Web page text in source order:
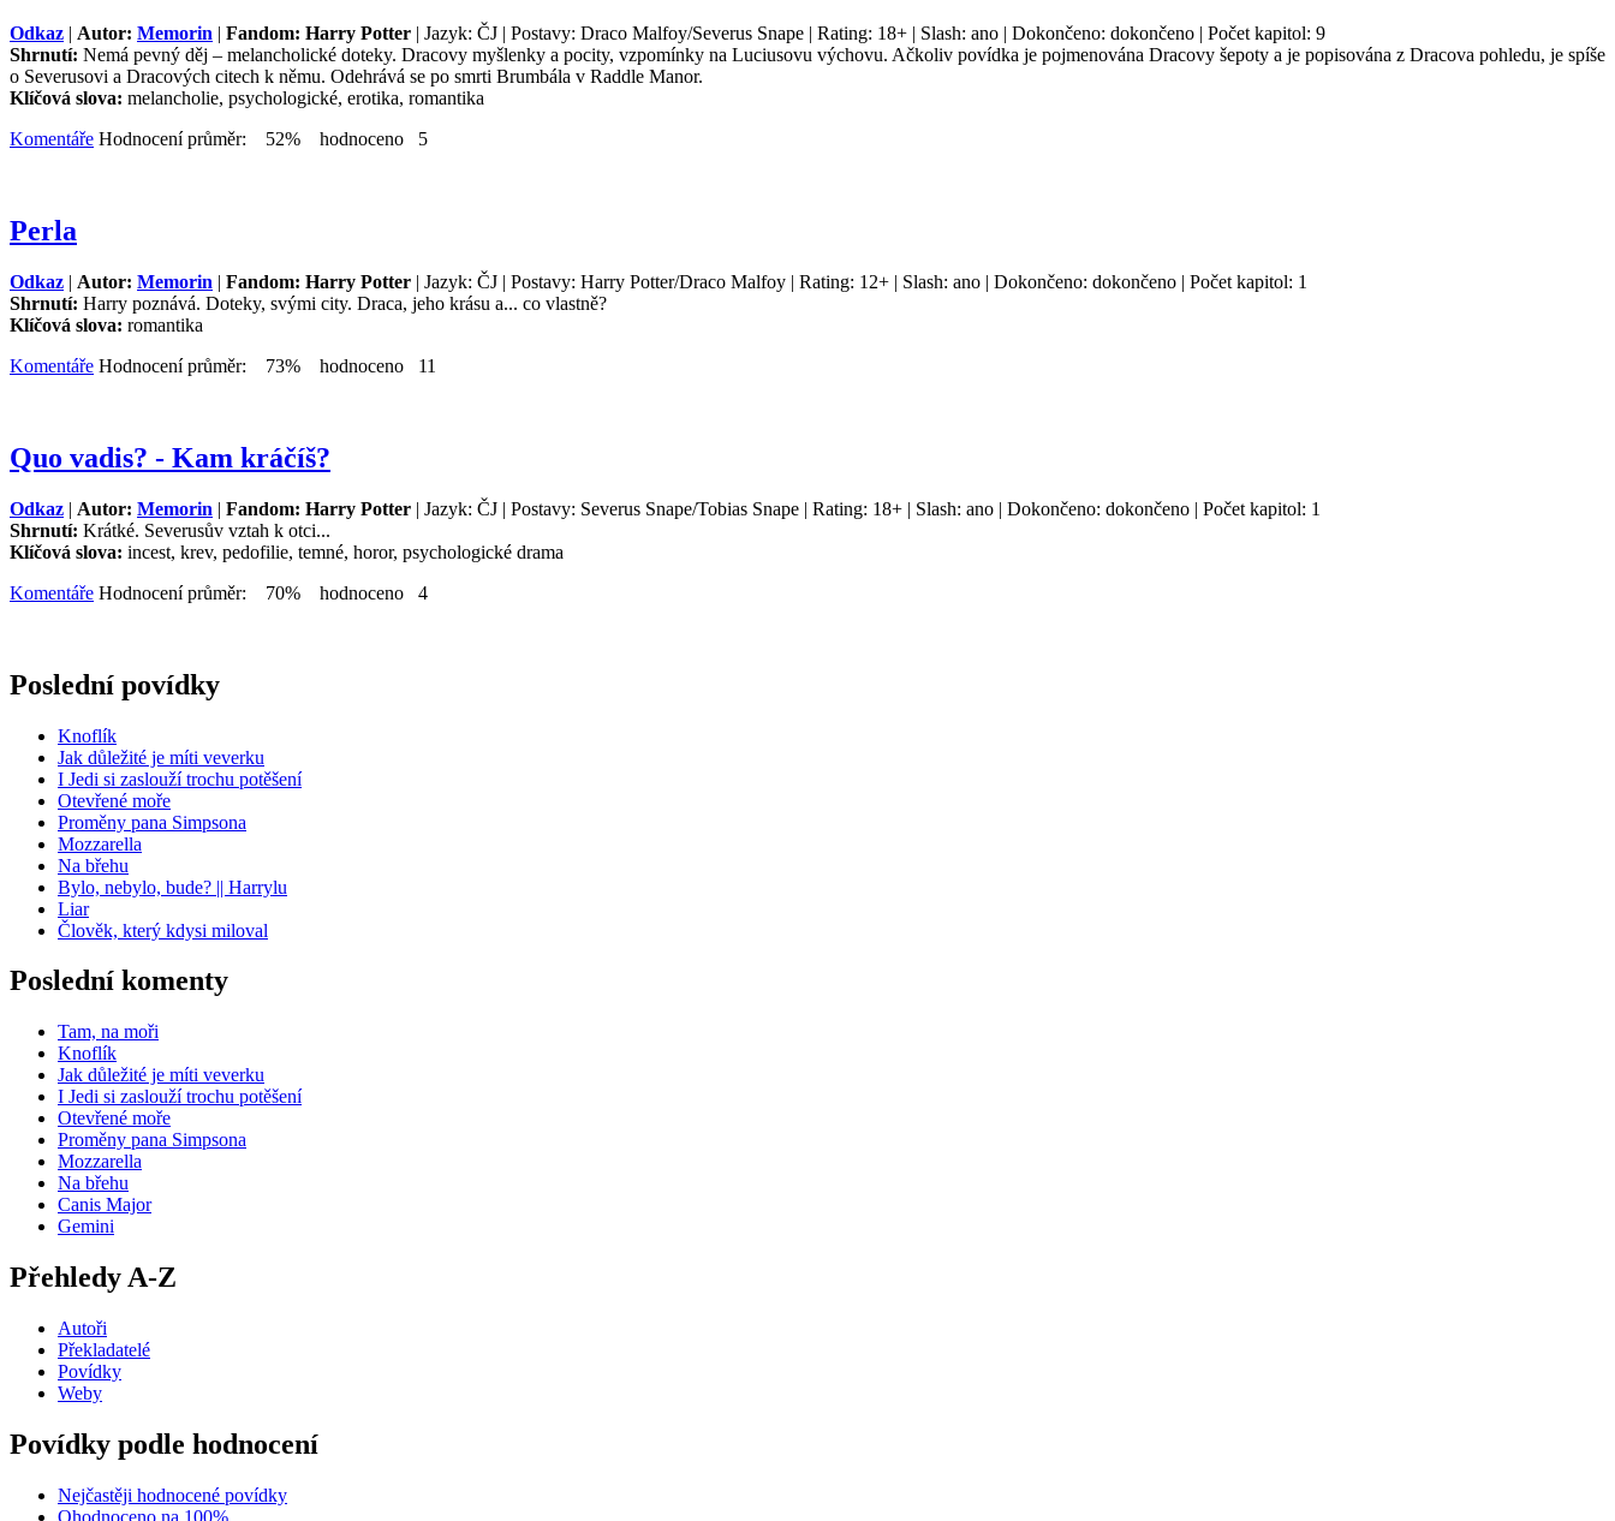
Odkaz | Autor: Memorin | Fandom: Harry Potter | Jazyk: ČJ | Postavy: Draco Malfoy/Severus Snape | Rating: 18+ | Slash: ano | Dokončeno: dokončeno | Počet kapitol: 9
Shrnutí: Nemá pevný děj – melancholické doteky. Dracovy myšlenky a pocity, vzpomínky na Luciusovu výchovu. Ačkoliv povídka je pojmenována Dracovy šepoty a je popisována z Dracova pohledu, je spíše
o Severusovi a Dracových citech k němu. Odehrává se po smrti Brumbála v Raddle Manor.
Klíčová slova: melancholie, psychologické, erotika, romantika
Komentáře Hodnocení průměr: 52% hodnoceno 5
Perla
Odkaz | Autor: Memorin | Fandom: Harry Potter | Jazyk: ČJ | Postavy: Harry Potter/Draco Malfoy | Rating: 12+ | Slash: ano | Dokončeno: dokončeno | Počet kapitol: 1
Shrnutí: Harry poznává. Doteky, svými city. Draca, jeho krásu a... co vlastně?
Klíčová slova: romantika
Komentáře Hodnocení průměr: 73% hodnoceno 11
Quo vadis? - Kam kráčíš?
Odkaz | Autor: Memorin | Fandom: Harry Potter | Jazyk: ČJ | Postavy: Severus Snape/Tobias Snape | Rating: 18+ | Slash: ano | Dokončeno: dokončeno | Počet kapitol: 1
Shrnutí: Krátké. Severusův vztah k otci...
Klíčová slova: incest, krev, pedofilie, temné, horor, psychologické drama
Komentáře Hodnocení průměr: 70% hodnoceno 4
Poslední povídky
Knoflík
Jak důležité je míti veverku
I Jedi si zaslouží trochu potěšení
Otevřené moře
Proměny pana Simpsona
Mozzarella
Na břehu
Bylo, nebylo, bude? || Harrylu
Liar
Člověk, který kdysi miloval
Poslední komenty
Tam, na moři
Knoflík
Jak důležité je míti veverku
I Jedi si zaslouží trochu potěšení
Otevřené moře
Proměny pana Simpsona
Mozzarella
Na břehu
Canis Major
Gemini
Přehledy A-Z
Autoři
Překladatelé
Povídky
Weby
Povídky podle hodnocení
Nejčastěji hodnocené povídky
Ohodnoceno na 100%